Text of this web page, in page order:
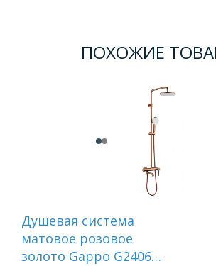
ПОХОЖИЕ
Душевая система
матовое розовое
золото Gappo G2406-